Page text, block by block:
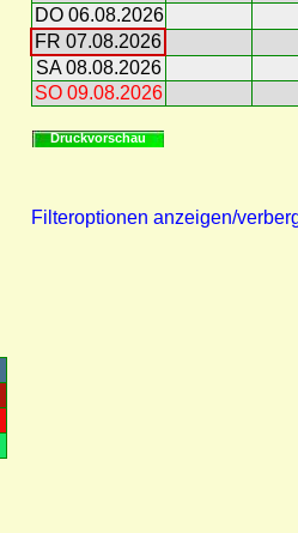
DO 06.08.2026
FR 07.08.2026
SA 08.08.2026
SO 09.08.2026
Druckvorschau
Filteroptionen anzeigen/